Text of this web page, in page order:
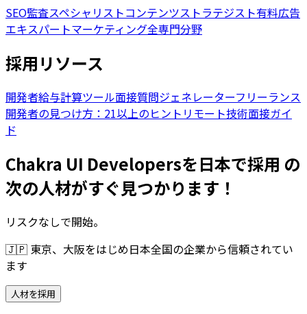
SEO監査スペシャリストコンテンツストラテジスト有料広告
エキスパートマーケティング全専門分野
採用リソース
開発者給与計算ツール面接質問ジェネレーターフリーランス
開発者の見つけ方：21以上のヒント リモート技術面接ガイ
ド
Chakra UI Developersを日本で採用 の
次の人材がすぐ見つかります！
リスクなしで開始。
🇯🇵 東京、大阪をはじめ日本全国の企業から信頼されてい
ます
人材を採用